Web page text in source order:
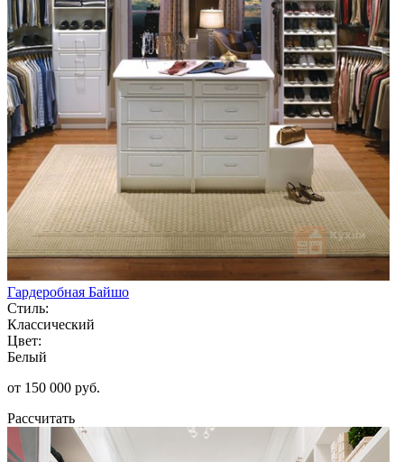
Гардеробная Байшо
Стиль:
Классический
Цвет:
Белый
от 150 000 руб.
Рассчитать